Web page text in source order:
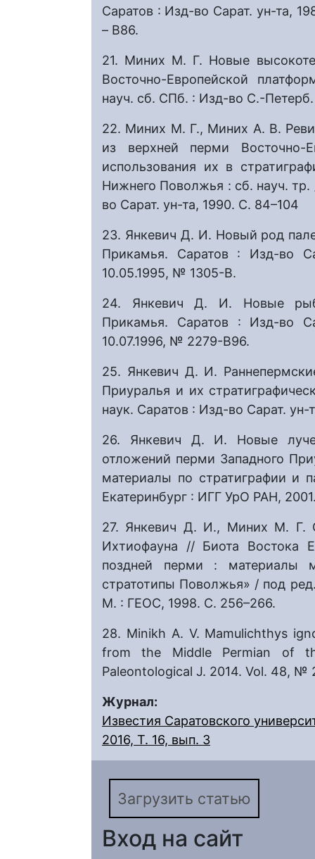
Саратов : Изд-во Сарат. ун-та,
– В86.
21. Миних М. Г. Новые
Восточно-Европейской
науч. сб. СПб. : Изд-во С.-Петерб.
22. Миних М. Г., Миних А. В.
из верхней перми Восточно-
использования их в
Нижнего Поволжья : сб. науч.
во Сарат. ун-та, 1990. С. 84–104
23. Янкевич Д. И. Новый род
Прикамья. Саратов : Изд-во
10.05.1995, № 1305-В.
24. Янкевич Д. И. Новые
Прикамья. Саратов : Изд-во
10.07.1996, № 2279-В96.
25. Янкевич Д. И.
Приуралья и их
наук. Саратов : Изд-во Сарат. ун-
26. Янкевич Д. И. Новые
отложений перми Западного
материалы по стратиграфии и
Екатеринбург : ИГГ УрО РАН,
27. Янкевич Д. И., Миних М. Г.
Ихтиофауна // Биота Востока
поздней перми : материалы
стратотипы Поволжья» / под
М. : ГЕОС, 1998. С. 256–266.
28. Minikh A. V. Mamulichthys
from the Middle Permian of
Paleontological J. 2014. Vol. 48, №
Журнал:
Известия Саратовского
2016, Т. 16, вып. 3
Загрузить статью
Вход на сайт